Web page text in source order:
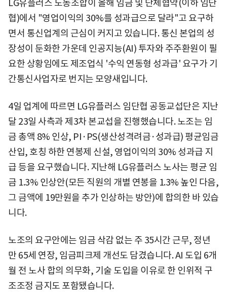
LG유플러스 노동조합이 올해 임금 및 단체협약(이하 임단
협)에서 "영업이익의 30%를 성과급으로 달라"고 요구하
면서 통신업계의 근심이 커지고 있습니다. 통신 본업의 성
장성이 둔화한 가운데 인공지능(AI) 투자와 주주환원이 필
요한 상황임에도 제조업식 '수익 연동형 성과급' 요구가 기
간통신사업자로 번지는 모양새입니다.
4일 업계에 따르면 LG유플러스 임단협 공동교섭단은 지난
달 23일 사측과 제3차 본교섭을 진행했습니다. 노조는 임
금 총액 8% 인상, PI·PS(생산성격려금·성과급) 평균임금
산입, 호칭 하한 연봉제 신설, 영업이익의 30% 성과급 지
급 등을 요구했습니다. 지난해 LG유플러스 노사는 평균 임
금 1.3% 인상안(모든 직원의 개별 연봉을 1.3% 높인 다음,
그 금액에 19만원을 추가 인상하는 방안)에 합의한 바 있습
니다.
노조의 요구안에는 임금 삭감 없는 주 35시간 근무, 정년
만 65세 연장, 임금피크제 개선도 담겼습니다. AI 도입 6개
월 전 노사 합의 의무화, 기술 도입을 이유로 한 인위적 구
조조정 금지도 포함됐습니다.